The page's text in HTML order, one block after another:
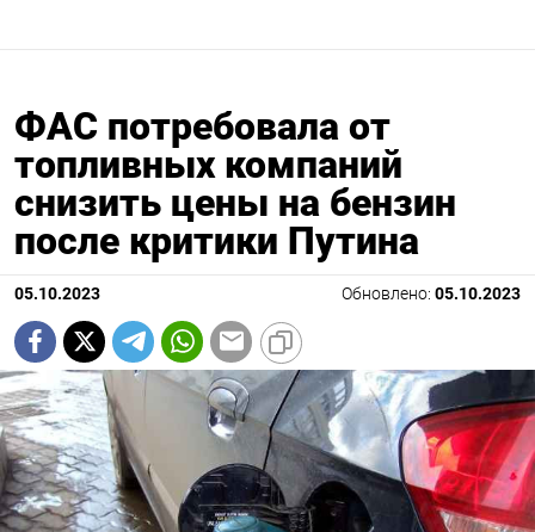
ФАС потребовала от
топливных компаний
снизить цены на бензин
после критики Путина
05.10.2023 Обновлено: 05.10.2023